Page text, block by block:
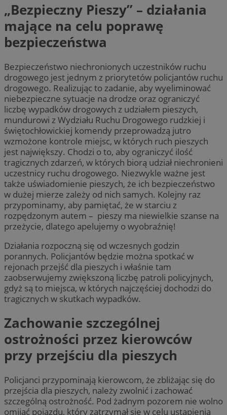
„Bezpieczny Pieszy” – działania
mające na celu poprawę
bezpieczeństwa
Bezpieczeństwo niechronionych uczestników ruchu
drogowego jest jednym z priorytetów policjantów ruchu
drogowego. Realizując to zadanie, aby wyeliminować
niebezpieczne sytuacje na drodze oraz ograniczyć
liczbę wypadków drogowych z udziałem pieszych,
mundurowi z Wydziału Ruchu Drogowego rudzkiej i
świętochłowickiej komendy przeprowadzą jutro
wzmożone kontrole miejsc, w których ruch pieszych
jest największy. Chodzi o to, aby ograniczyć ilość
tragicznych zdarzeń, w których biorą udział niechronieni
uczestnicy ruchu drogowego. Niezwykle ważne jest
także uświadomienie pieszych, że ich bezpieczeństwo
w dużej mierze zależy od nich samych. Kolejny raz
przypominamy, aby pamiętać, że w starciu z
rozpędzonym autem – pieszy ma niewielkie szanse na
przeżycie, dlatego apelujemy o wyobraźnię!
Działania rozpoczną się od wczesnych godzin
porannych. Policjantów będzie można spotkać w
rejonach przejść dla pieszych i właśnie tam
zaobserwujemy zwiększoną liczbę patroli policyjnych,
gdyż są to miejsca, w których najczęściej dochodzi do
tragicznych w skutkach wypadków.
Zachowanie szczególnej
ostrożności przez kierowców
przy przejściu dla pieszych
Policjanci przypominają kierowcom, że zbliżając się do
przejścia dla pieszych, należy zwolnić i zachować
szczególną ostrożność. Pod żadnym pozorem nie wolno
omijać pojazdu, który zatrzymał się w celu ustąpienia